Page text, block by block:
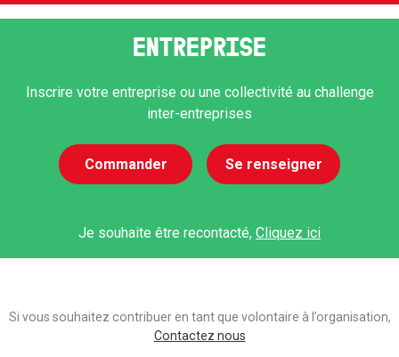
ENTREPRISE
Inscrire votre entreprise ou une collectivité au challenge
inter-entreprises
Commander Se renseigner
Je souhaite être recontacté, Cliquez ici
Si vous souhaitez contribuer en tant que volontaire à l’organisation,
Contactez nous